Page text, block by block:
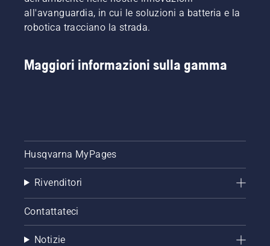
all'avanguardia, in cui le soluzioni a batteria e la
robotica tracciano la strada.
Maggiori informazioni sulla gamma
Husqvarna MyPages
Rivenditori
Contattateci
Notizie